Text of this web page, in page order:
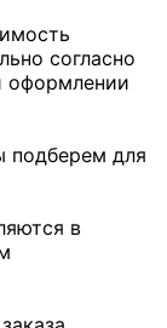
согласно
оформлении
подберем для
в